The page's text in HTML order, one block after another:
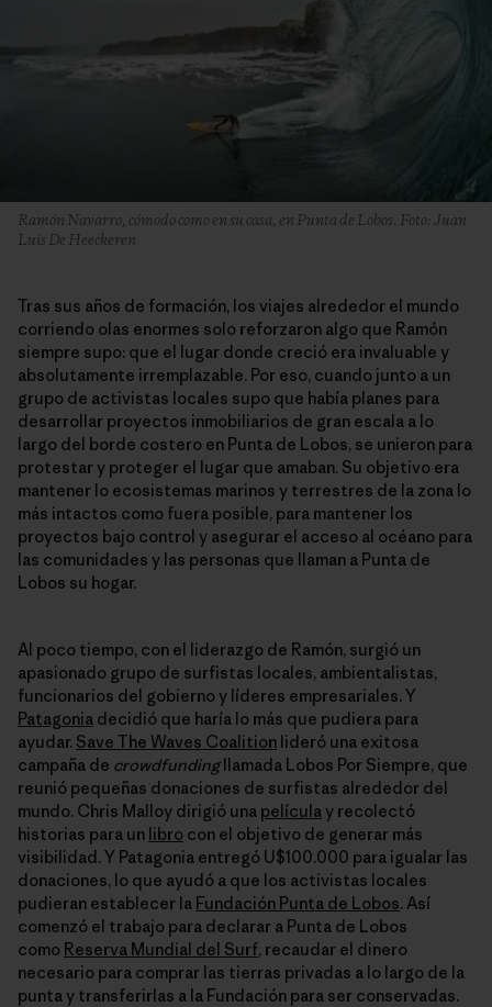
Ramón Navarro, cómodo como en su casa, en Punta de Lobos. Foto: Juan
Luis De Heeckeren
Tras sus años de formación, los viajes alrededor el mundo
corriendo olas enormes solo reforzaron algo que Ramón
siempre supo: que el lugar donde creció era invaluable y
absolutamente irremplazable. Por eso, cuando junto a un
grupo de activistas locales supo que había planes para
desarrollar proyectos inmobiliarios de gran escala a lo
largo del borde costero en Punta de Lobos, se unieron para
protestar y proteger el lugar que amaban. Su objetivo era
mantener lo ecosistemas marinos y terrestres de la zona lo
más intactos como fuera posible, para mantener los
proyectos bajo control y asegurar el acceso al océano para
las comunidades y las personas que llaman a Punta de
Lobos su hogar.
Al poco tiempo, con el liderazgo de Ramón, surgió un
apasionado grupo de surfistas locales, ambientalistas,
funcionarios del gobierno y líderes empresariales. Y
Patagonia decidió que haría lo más que pudiera para
ayudar. Save The Waves Coalition lideró una exitosa
campaña de crowdfundingllamada Lobos Por Siempre, que
reunió pequeñas donaciones de surfistas alrededor del
mundo. Chris Malloy dirigió una película y recolectó
historias para un libro con el objetivo de generar más
visibilidad. Y Patagonia entregó U$100.000 para igualar las
donaciones, lo que ayudó a que los activistas locales
pudieran establecer la Fundación Punta de Lobos. Así
comenzó el trabajo para declarar a Punta de Lobos
como Reserva Mundial del Surf, recaudar el dinero
necesario para comprar las tierras privadas a lo largo de la
punta y transferirlas a la Fundación para ser conservadas.